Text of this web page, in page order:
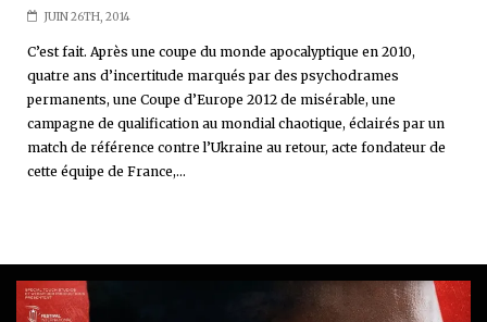
JUIN 26TH, 2014
C’est fait. Après une coupe du monde apocalyptique en 2010,
quatre ans d’incertitude marqués par des psychodrames
permanents, une Coupe d’Europe 2012 de misérable, une
campagne de qualification au mondial chaotique, éclairés par un
match de référence contre l’Ukraine au retour, acte fondateur de
cette équipe de France,...